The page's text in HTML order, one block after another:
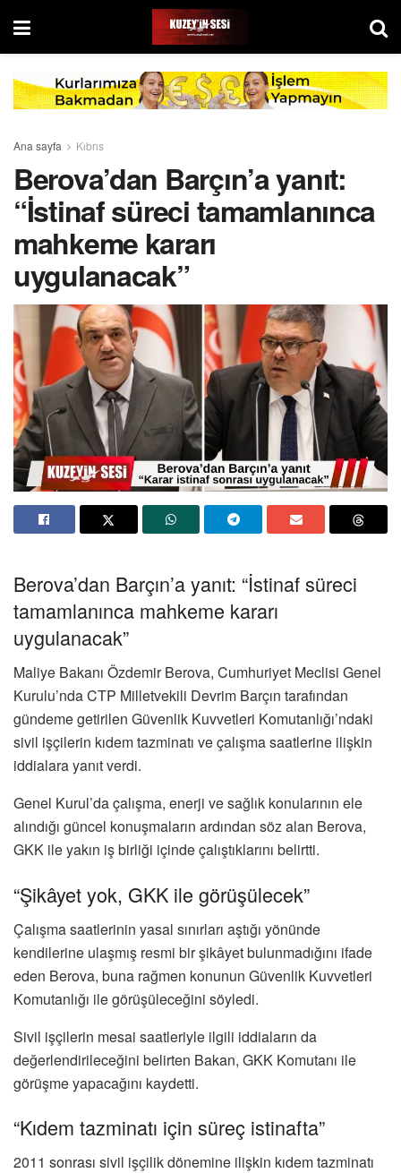
Ana sayfa Kıbrıs
Berova’dan Barçın’a yanıt:
“İstinaf süreci tamamlanınca
mahkeme kararı
uygulanacak”
Berova’dan Barçın’a yanıt: “İstinaf süreci
tamamlanınca mahkeme kararı
uygulanacak”
Maliye Bakanı Özdemir Berova, Cumhuriyet Meclisi Genel
Kurulu’nda CTP Milletvekili Devrim Barçın tarafından
gündeme getirilen Güvenlik Kuvvetleri Komutanlığı’ndaki
sivil işçilerin kıdem tazminatı ve çalışma saatlerine ilişkin
iddialara yanıt verdi.
Genel Kurul’da çalışma, enerji ve sağlık konularının ele
alındığı güncel konuşmaların ardından söz alan Berova,
GKK ile yakın iş birliği içinde çalıştıklarını belirtti.
“Şikâyet yok, GKK ile görüşülecek”
Çalışma saatlerinin yasal sınırları aştığı yönünde
kendilerine ulaşmış resmi bir şikâyet bulunmadığını ifade
eden Berova, buna rağmen konunun Güvenlik Kuvvetleri
Komutanlığı ile görüşüleceğini söyledi.
Sivil işçilerin mesai saatleriyle ilgili iddiaların da
değerlendirileceğini belirten Bakan, GKK Komutanı ile
görüşme yapacağını kaydetti.
“Kıdem tazminatı için süreç istinafta”
2011 sonrası sivil işçilik dönemine ilişkin kıdem tazminatı